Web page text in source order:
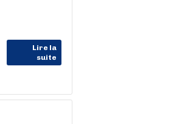
Lire la
suite